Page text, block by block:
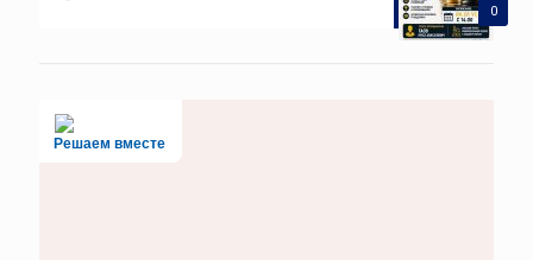
0
Решаем вместе